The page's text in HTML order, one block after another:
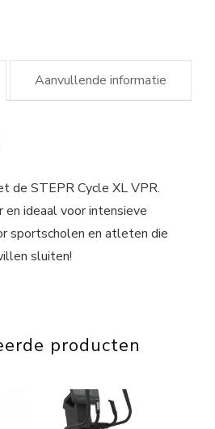
Aanvullende informatie
de STEPR Cycle XL VPR.
ideaal voor intensieve
sportscholen en atleten die
sluiten!
producten